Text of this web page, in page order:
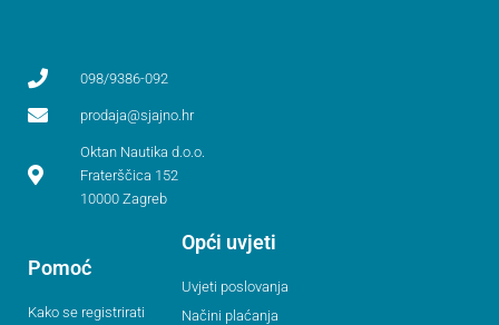
098/9386-092
prodaja@sjajno.hr
Oktan Nautika d.o.o.
Fraterščica 152
10000 Zagreb
Pomoć
Kako se registrirati
Opći uvjeti
Uvjeti poslovanja
Načini plaćanja